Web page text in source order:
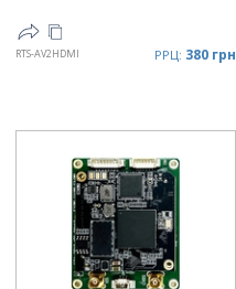
RTS-AV2HDMI РРЦ: 380 грн